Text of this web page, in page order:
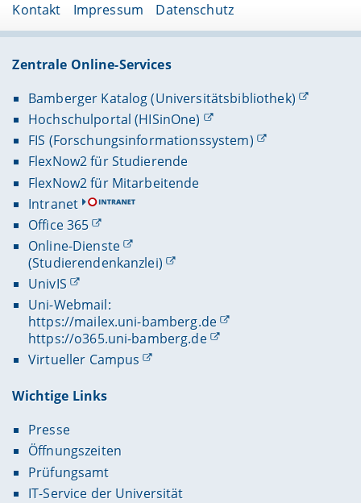
Kontakt Impressum Datenschutz
Zentrale Online-Services
Bamberger Katalog (Universitätsbibliothek)
Hochschulportal (HISinOne)
FIS (Forschungsinformationssystem)
FlexNow2 für Studierende
FlexNow2 für Mitarbeitende
Intranet
Office 365
Online-Dienste
(Studierendenkanzlei)
UnivIS
Uni-Webmail:
https://mailex.uni-bamberg.de
https://o365.uni-bamberg.de
Virtueller Campus
Wichtige Links
Presse
Öffnungszeiten
Prüfungsamt
IT-Service der Universität